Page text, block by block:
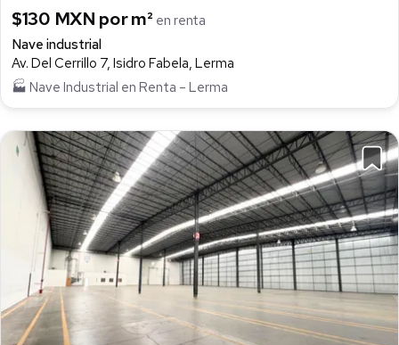
$130 MXN por m² en renta
Nave industrial
Av. Del Cerrillo 7, Isidro Fabela, Lerma
🏭 Nave Industrial en Renta – Lerma